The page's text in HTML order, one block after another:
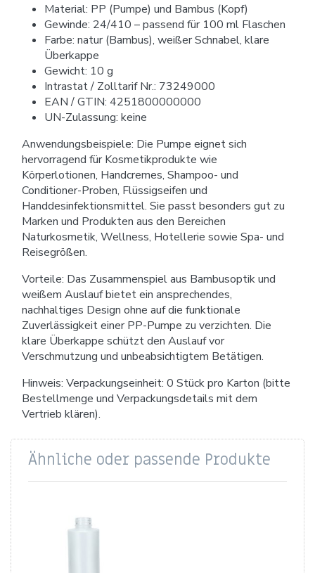
Material: PP (Pumpe) und Bambus (Kopf)
Gewinde: 24/410 – passend für 100 ml Flaschen
Farbe: natur (Bambus), weißer Schnabel, klare
Überkappe
Gewicht: 10 g
Intrastat / Zolltarif Nr.: 73249000
EAN / GTIN: 4251800000000
UN-Zulassung: keine
Anwendungsbeispiele: Die Pumpe eignet sich
hervorragend für Kosmetikprodukte wie
Körperlotionen, Handcremes, Shampoo- und
Conditioner-Proben, Flüssigseifen und
Handdesinfektionsmittel. Sie passt besonders gut zu
Marken und Produkten aus den Bereichen
Naturkosmetik, Wellness, Hotellerie sowie Spa- und
Reisegrößen.
Vorteile: Das Zusammenspiel aus Bambusoptik und
weißem Auslauf bietet ein ansprechendes,
nachhaltiges Design ohne auf die funktionale
Zuverlässigkeit einer PP-Pumpe zu verzichten. Die
klare Überkappe schützt den Auslauf vor
Verschmutzung und unbeabsichtigtem Betätigen.
Hinweis: Verpackungseinheit: 0 Stück pro Karton (bitte
Bestellmenge und Verpackungsdetails mit dem
Vertrieb klären).
Ähnliche oder passende Produkte